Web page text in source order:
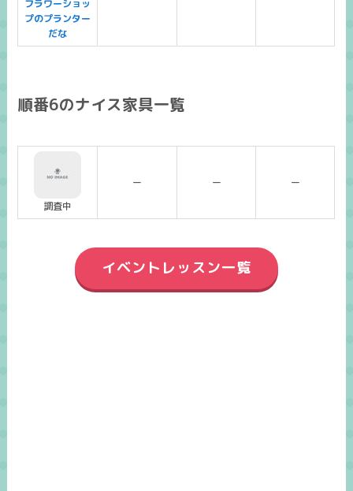
フラワーショッ
プのプランター
だな
順番6のナイス家具一覧
調査中
ー ー ー
イベントレッスン一覧